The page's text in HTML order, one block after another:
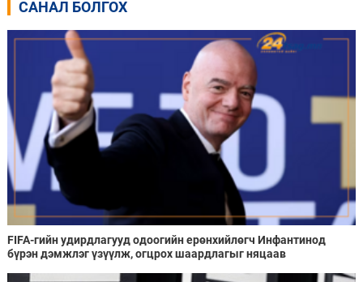
САНАЛ БОЛГОХ
FIFA-гийн удирдлагууд одоогийн ерөнхийлөгч Инфантинод
бүрэн дэмжлэг үзүүлж, огцрох шаардлагыг няцаав